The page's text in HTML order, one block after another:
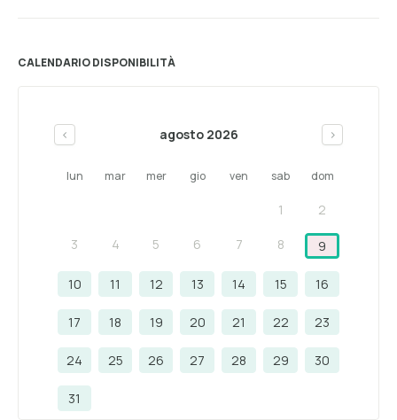
CALENDARIO DISPONIBILITÀ
< agosto 2026 >
lun mar mer gio ven sab dom
1 2
3 4 5 6 7 8 9
10 11 12 13 14 15 16
17 18 19 20 21 22 23
24 25 26 27 28 29 30
31